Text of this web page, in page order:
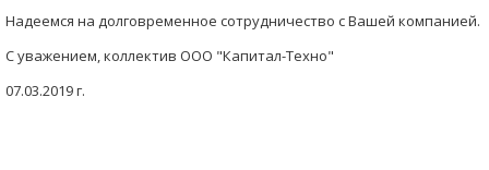
Надеемся на долговременное сотрудничество с Вашей компанией.
С уважением, коллектив ООО "Капитал-Техно"
07.03.2019 г.